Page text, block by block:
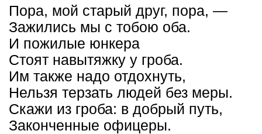
Пора, мой старый друг, пора, —
Зажились мы с тобою оба.
И пожилые юнкера
Стоят навытяжку у гроба.
Им также надо отдохнуть,
Нельзя терзать людей без меры.
Скажи из гроба: в добрый путь,
Законченные офицеры.